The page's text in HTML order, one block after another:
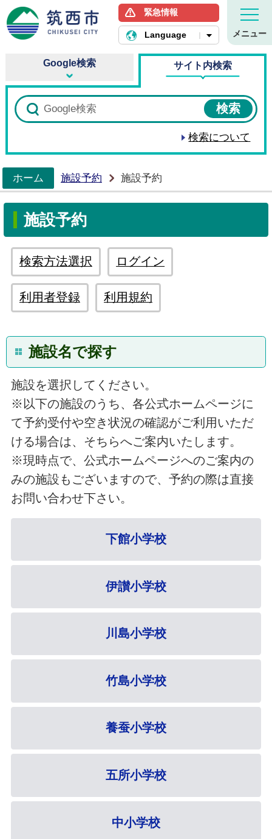
筑西市ホームページ
緊急情報
Language メニュー
Google検索 サイト内検索
検索について
ホーム
施設予約 施設予約
施設予約
検索方法選択 ログイン
利用者登録 利用規約
施設名で探す
施設を選択してください。
※以下の施設のうち、各公式ホームページに
て予約受付や空き状況の確認がご利用いただ
ける場合は、そちらへご案内いたします。
※現時点で、公式ホームページへのご案内の
みの施設もございますので、予約の際は直接
お問い合わせ下さい。
下館小学校
伊讃小学校
川島小学校
竹島小学校
養蚕小学校
五所小学校
中小学校